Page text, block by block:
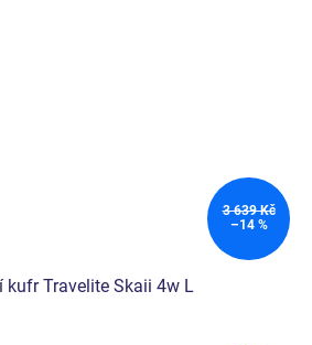
3 639 Kč
–14 %
kufr Travelite Skaii 4w L